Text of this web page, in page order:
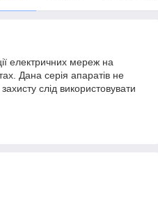
електричних мереж на
Дана серія апаратів не
слід використовувати